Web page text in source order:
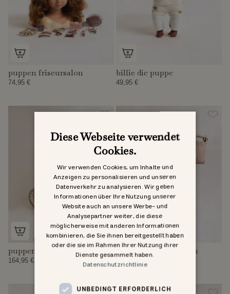
puppen friseursalon
74,95 €
billie die puppe
49,95 €
puppenwagen
164,95 €
minnie puppenwagen
Diese Webseite verwendet
Cookies.
Wir verwenden Cookies, um Inhalte und
Anzeigen zu personalisieren und unseren
Datenverkehr zu analysieren. Wir geben
Informationen über Ihre Nutzung unserer
Website auch an unsere Werbe- und
Analysepartner weiter, die diese
möglicherweise mit anderen Informationen
kombinieren, die Sie ihnen bereitgestellt haben
oder die sie im Rahmen Ihrer Nutzung ihrer
Dienste gesammelt haben.
Datenschutzrichtlinie
UNBEDINGT ERFORDERLICH